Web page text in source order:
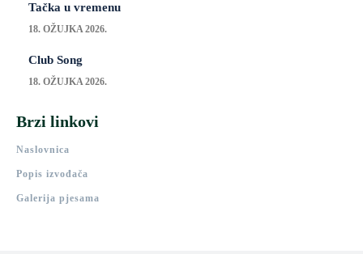
Tačka u vremenu
18. OŽUJKA 2026.
Club Song
18. OŽUJKA 2026.
Brzi linkovi
Naslovnica
Popis izvođača
Galerija pjesama